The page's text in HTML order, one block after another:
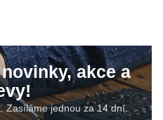
akce a
Zasíláme jednou za 14 dní.